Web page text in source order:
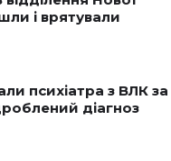
і врятували
психіатра з ВЛК за
діагноз